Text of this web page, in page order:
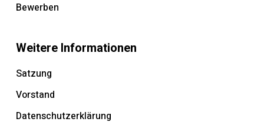
Bewerben
Weitere Informationen
Satzung
Vorstand
Datenschutzerklärung